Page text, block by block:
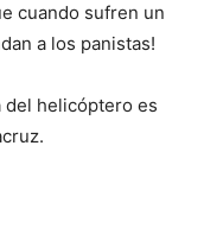
cuando sufren un
a los panistas!
del helicóptero es